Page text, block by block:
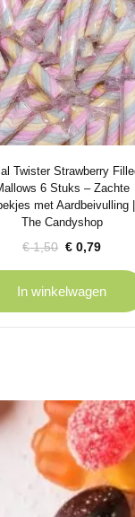
Twister Strawberry
6 Stuks – Zachte
met Aardbeivulling |
The Candyshop
€1,50
Oorspronkelijke
€ 1,50.
€ 0,79
Huidige
€ 0,79.
In winkelwagen